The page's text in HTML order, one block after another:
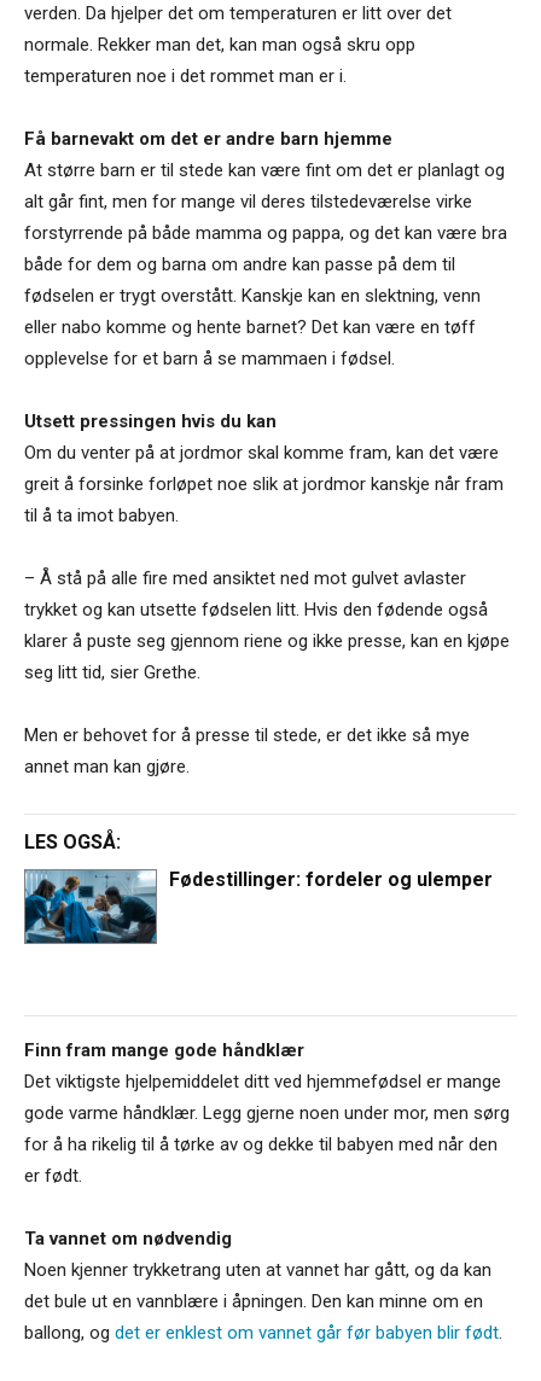
verden. Da hjelper det om temperaturen er litt over det
normale. Rekker man det, kan man også skru opp
temperaturen noe i det rommet man er i.
Få barnevakt om det er andre barn hjemme
At større barn er til stede kan være fint om det er planlagt og
alt går fint, men for mange vil deres tilstedeværelse virke
forstyrrende på både mamma og pappa, og det kan være bra
både for dem og barna om andre kan passe på dem til
fødselen er trygt overstått. Kanskje kan en slektning, venn
eller nabo komme og hente barnet? Det kan være en tøff
opplevelse for et barn å se mammaen i fødsel.
Utsett pressingen hvis du kan
Om du venter på at jordmor skal komme fram, kan det være
greit å forsinke forløpet noe slik at jordmor kanskje når fram
til å ta imot babyen.
– Å stå på alle fire med ansiktet ned mot gulvet avlaster
trykket og kan utsette fødselen litt. Hvis den fødende også
klarer å puste seg gjennom riene og ikke presse, kan en kjøpe
seg litt tid, sier Grethe.
Men er behovet for å presse til stede, er det ikke så mye
annet man kan gjøre.
LES OGSÅ:
Fødestillinger: fordeler og ulemper
Finn fram mange gode håndklær
Det viktigste hjelpemiddelet ditt ved hjemmefødsel er mange
gode varme håndklær. Legg gjerne noen under mor, men sørg
for å ha rikelig til å tørke av og dekke til babyen med når den
er født.
Ta vannet om nødvendig
Noen kjenner trykketrang uten at vannet har gått, og da kan
det bule ut en vannblære i åpningen. Den kan minne om en
ballong, og det er enklest om vannet går før babyen blir født.